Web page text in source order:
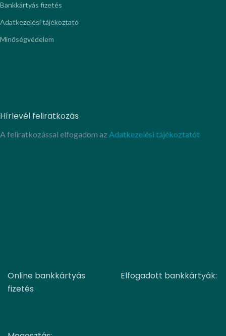
Bankkártyás fizetés
Adatkezelési tájékoztató
Minőségvédelem
Hírlevél feliratkozás
A feliratkozással elfogadom az Adatkezelési tájékoztatót
Online bankkártyás
fizetés
Elfogadott bankkártyák: